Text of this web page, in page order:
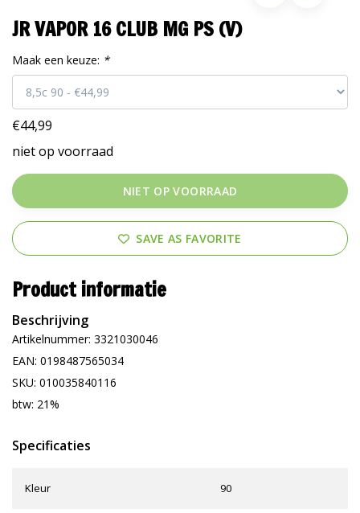
JR VAPOR 16 CLUB MG PS (V)
Maak een keuze: *
€44,99
niet op voorraad
NIET OP VOORRAAD
SAVE AS FAVORITE
Product informatie
Beschrijving
Artikelnummer: 3321030046
EAN: 0198487565034
SKU: 010035840116
btw: 21%
Specificaties
Kleur 90